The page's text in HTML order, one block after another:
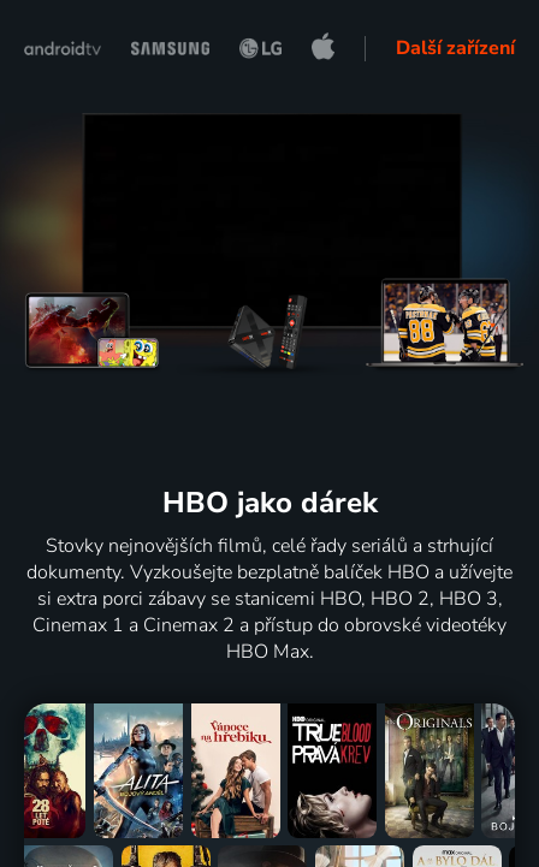
Další zařízení
HBO jako dárek
Stovky nejnovějších filmů, celé řady seriálů a strhující
dokumenty. Vyzkoušejte bezplatně balíček HBO a užívejte
si extra porci zábavy se stanicemi HBO, HBO 2, HBO 3,
Cinemax 1 a Cinemax 2 a přístup do obrovské videotéky
HBO Max.